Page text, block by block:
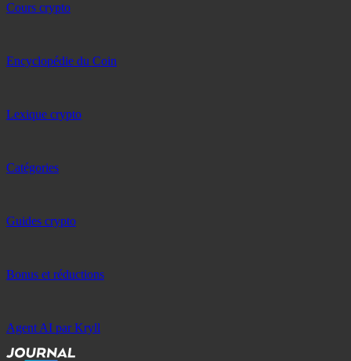
Cours crypto
Encyclopédie du Coin
Lexique crypto
Catégories
Guides crypto
Bonus et réductions
Agent AI par Kryll